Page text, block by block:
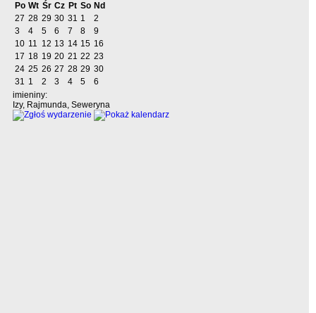
Po Wt Śr Cz Pt So Nd
27 28 29 30 31 1
2
3
4 5 6 7 8
9
10 11 12 13 14 15 16
17 18 19 20 21 22 23
24 25 26 27 28 29 30
31 1 2 3 4 5
6
imieniny:
Izy, Rajmunda, Seweryna